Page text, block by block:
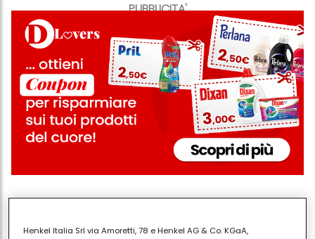
PUBBLICITA'
personaggi forti, ognuno a modo proprio: non
Henkel Italia Srl via Amoretti, 78 e Henkel AG & Co. KGaA,